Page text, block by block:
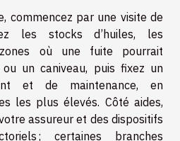
commencez par une visite de
les stocks d’huiles, les
où une fuite pourrait
un caniveau, puis fixez un
et de maintenance, en
les plus élevés. Côté aides,
assureur et des dispositifs
; certaines branches